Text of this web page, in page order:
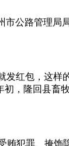
公路管理
红包，这
隆回县畜
罪、掩饰